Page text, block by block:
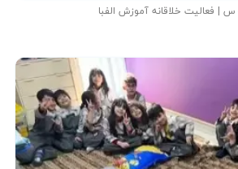
س | فعالیت خلاقانه آموزش الفبا